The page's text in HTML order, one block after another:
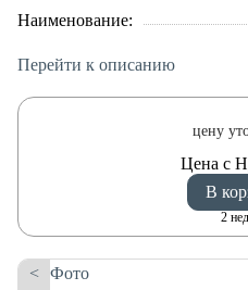
Наименование:
Перейти к описанию
цену
Цена с
В
2
Фото